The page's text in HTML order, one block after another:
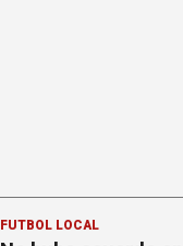
FÚTBOL LOCAL